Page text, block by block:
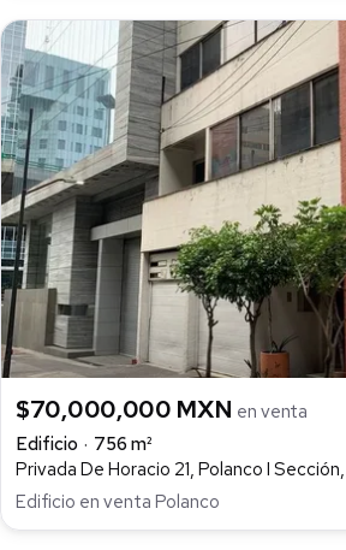
$70,000,000 MXN en venta
Edificio
756 m²
Privada De Horacio 21, Polanco I
Edificio en venta Polanco